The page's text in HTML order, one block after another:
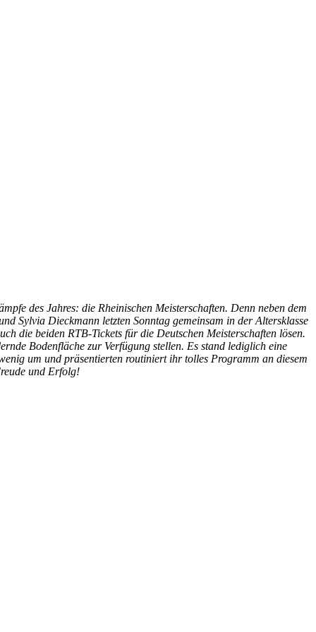
des Jahres: die Rheinischen Meisterschaften. Denn neben dem
Sylvia Dieckmann letzten Sonntag gemeinsam in der Altersklasse
die beiden RTB-Tickets für die Deutschen Meisterschaften lösen.
Bodenfläche zur Verfügung stellen. Es stand lediglich eine
um und präsentierten routiniert ihr tolles Programm an diesem
und Erfolg!